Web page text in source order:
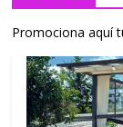
Promociona aquí